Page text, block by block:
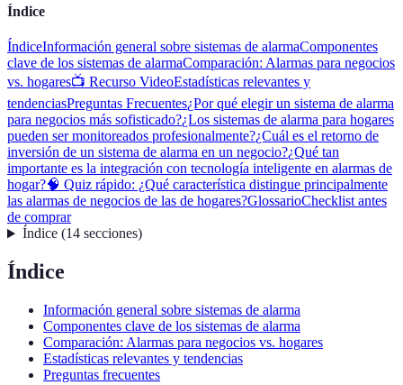
Índice
ÍndiceInformación general sobre sistemas de alarmaComponentes
clave de los sistemas de alarmaComparación: Alarmas para negocios
vs. hogares📺 Recurso VideoEstadísticas relevantes y
tendenciasPreguntas Frecuentes¿Por qué elegir un sistema de alarma
para negocios más sofisticado?¿Los sistemas de alarma para hogares
pueden ser monitoreados profesionalmente?¿Cuál es el retorno de
inversión de un sistema de alarma en un negocio?¿Qué tan
importante es la integración con tecnología inteligente en alarmas de
hogar?🧠 Quiz rápido: ¿Qué característica distingue principalmente
las alarmas de negocios de las de hogares?GlossarioChecklist antes
de comprar
Índice(14 secciones)
Índice
Información general sobre sistemas de alarma
Componentes clave de los sistemas de alarma
Comparación: Alarmas para negocios vs. hogares
Estadísticas relevantes y tendencias
Preguntas frecuentes